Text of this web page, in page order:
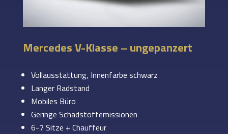
Mercedes V-Klasse – ungepanzert
Vollausstattung, Innenfarbe schwarz
Langer Radstand
Mobiles Büro
Geringe Schadstoffemissionen
6-7 Sitze + Chauffeur